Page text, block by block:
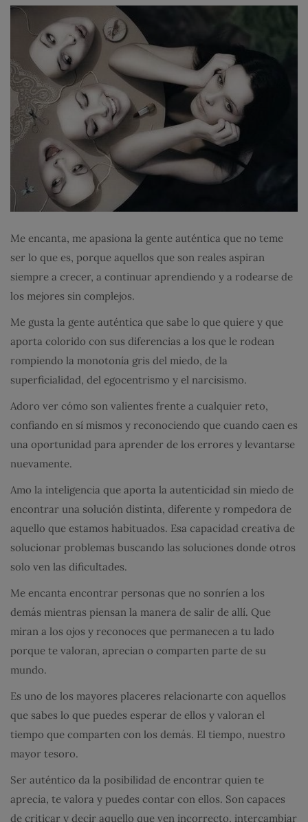
Me encanta, me apasiona la gente auténtica que no teme
ser lo que es, porque aquellos que son reales aspiran
siempre a crecer, a continuar aprendiendo y a rodearse de
los mejores sin complejos.
Me gusta la gente auténtica que sabe lo que quiere y que
aporta colorido con sus diferencias a los que le rodean
rompiendo la monotonía gris del miedo, de la
superficialidad, del egocentrismo y el narcisismo.
Adoro ver cómo son valientes frente a cualquier reto,
confiando en sí mismos y reconociendo que cuando caen es
una oportunidad para aprender de los errores y levantarse
nuevamente.
Amo la inteligencia que aporta la autenticidad sin miedo de
encontrar una solución distinta, diferente y rompedora de
aquello que estamos habituados. Esa capacidad creativa de
solucionar problemas buscando las soluciones donde otros
solo ven las dificultades.
Me encanta encontrar personas que no sonríen a los
demás mientras piensan la manera de salir de allí. Que
miran a los ojos y reconoces que permanecen a tu lado
porque te valoran, aprecian o comparten parte de su
mundo.
Es uno de los mayores placeres relacionarte con aquellos
que sabes lo que puedes esperar de ellos y valoran el
tiempo que comparten con los demás. El tiempo, nuestro
mayor tesoro.
Ser auténtico da la posibilidad de encontrar quien te
aprecia, te valora y puedes contar con ellos. Son capaces
de criticar y decir aquello que ven incorrecto, intercambiar